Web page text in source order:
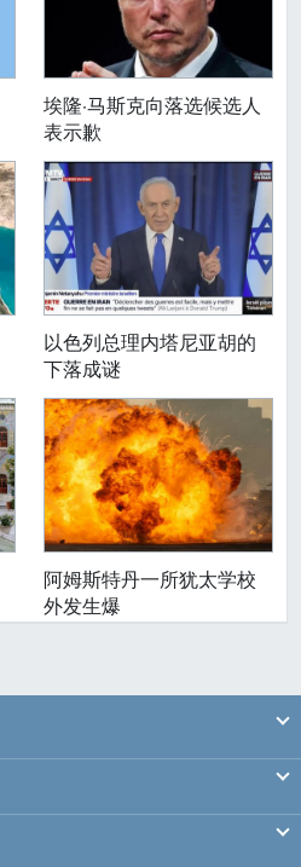
埃隆·马斯克向落选候选人
表示歉
以色列总理内塔尼亚胡的
下落成谜
阿姆斯特丹一所犹太学校
外发生爆